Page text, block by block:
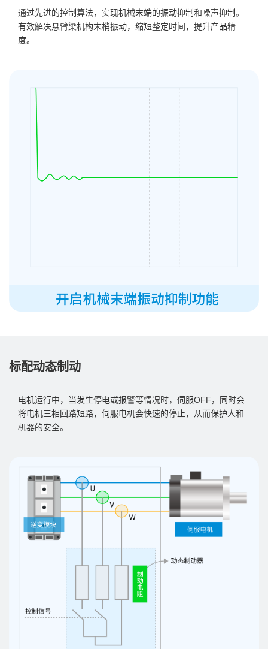
通过先进的控制算法，实现机械末端的振动抑制和噪声抑制。
有效解决悬臂梁机构末梢振动，缩短整定时间，提升产品精
度。
标配动态制动
电机运行中，当发生停电或报警等情况时，伺服OFF，同时会
将电机三相回路短路，伺服电机会快速的停止，从而保护人和
机器的安全。